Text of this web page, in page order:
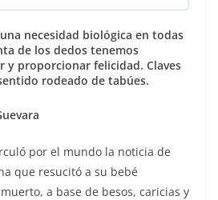
necesidad biológica en todas
de los dedos tenemos
y proporcionar felicidad. Claves
rodeado de tabúes.
por el mundo la noticia de
que resucitó a su bebé
a base de besos, caricias y